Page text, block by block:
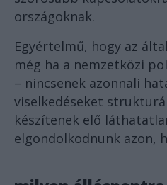
országoknak.
Egyértelmű, hogy az
még ha a nemzetközi
– nincsenek azonnali
viselkedéseket
készítenek elő
elgondolkodnunk azon,